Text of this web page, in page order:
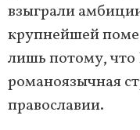
взыграли
крупнейшей
лишь потому,
романоязычная
православии.